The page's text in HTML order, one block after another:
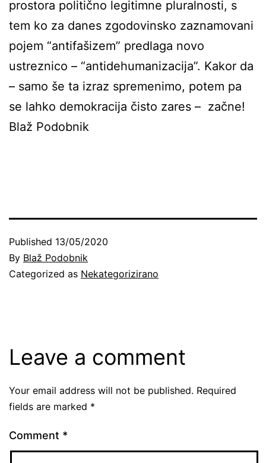
prostora politično legitimne pluralnosti, s
tem ko za danes zgodovinsko zaznamovani
pojem “antifašizem” predlaga novo
ustreznico – “antidehumanizacija”. Kakor da
– samo še ta izraz spremenimo, potem pa
se lahko demokracija čisto zares – začne!
Blaž Podobnik
Published 13/05/2020
By Blaž Podobnik
Categorized as Nekategorizirano
Leave a comment
Your email address will not be published. Required
fields are marked *
Comment *